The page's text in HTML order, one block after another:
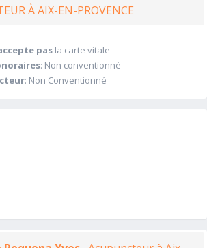
À AIX-EN-PROVENCE
pasla carte vitale
: Non conventionné
: Non Conventionné